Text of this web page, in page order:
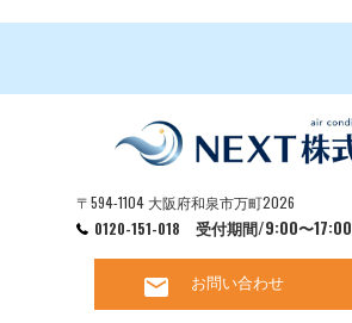
〒594-1104 大阪府和泉市万町2026
0120-151-018
受付期間/9:00〜17:00
mail お問い合わせ